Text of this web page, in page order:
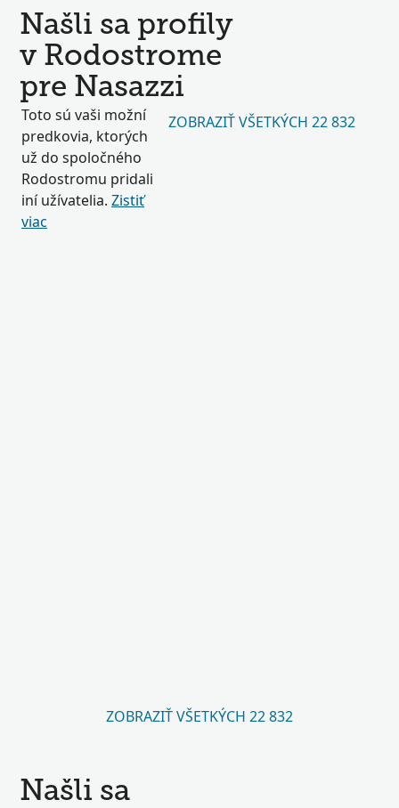
Našli sa profily
v Rodostrome
pre Nasazzi
Toto sú vaši možní
predkovia, ktorých
už do spoločného
Rodostromu pridali
iní užívatelia. Zistiť
viac
ZOBRAZIŤ VŠETKÝCH 22 832
ZOBRAZIŤ VŠETKÝCH 22 832
Našli sa